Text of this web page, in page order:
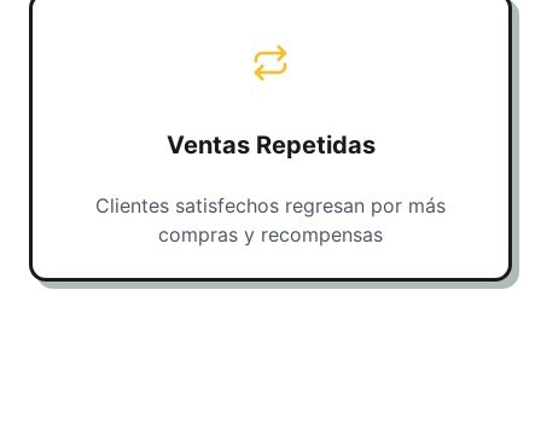
Ventas Repetidas
Clientes satisfechos regresan por más
compras y recompensas